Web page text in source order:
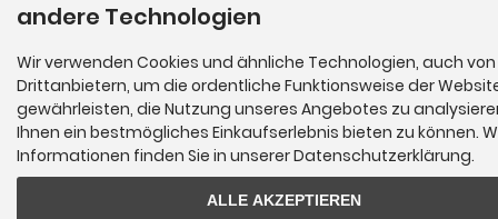
andere Technologien
Wir verwenden Cookies und ähnliche Technologien, auch von
Drittanbietern, um die ordentliche Funktionsweise der
gewährleisten, die Nutzung unseres Angebotes zu
Ihnen ein bestmögliches Einkaufserlebnis bieten zu können.
Informationen finden Sie in unserer Datenschutzerklärung.
ALLE AKZEPTIEREN